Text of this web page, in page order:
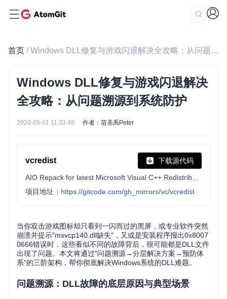
首页 / Windows DLL修复与游戏闪退解决全攻略：从问题溯源到系统防护
Windows DLL修复与游戏闪退解决
全攻略：从问题溯源到系统防护
2026-05-01 11:33:48 作者：苗圣禹Peter
vcredist 下载源代码
项目地址： https://gitcode.com/gh_mirrors/vc/vcredist
当你双击游戏图标却只看到一闪而过的黑屏，或专业软件突然
崩溃并提示"msvcp140.dll缺失"，又或是安装程序报出0x8007
0666错误时，这些看似不同的故障背后，很可能都是DLL文件
出现了问题。本文将通过"问题溯源→分层解决方案→预防体
系"的三阶架构，帮你彻底解决Windows系统的DLL难题。
问题溯源：DLL故障的底层原因与典型场景